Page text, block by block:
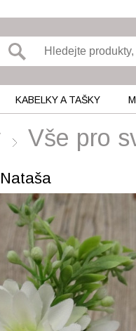
KABELKY A TAŠKY
Vše pro